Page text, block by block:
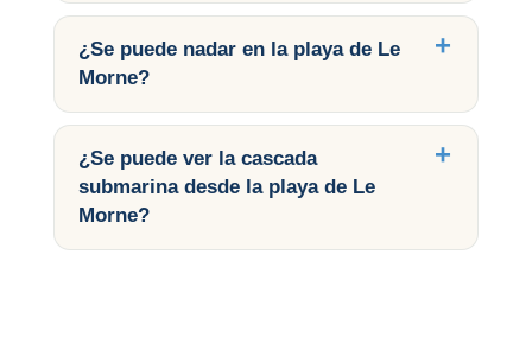
¿Se puede nadar en la playa de Le
Morne?
¿Se puede ver la cascada
submarina desde la playa de Le
Morne?